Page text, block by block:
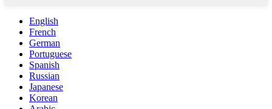
English
French
German
Portuguese
Spanish
Russian
Japanese
Korean